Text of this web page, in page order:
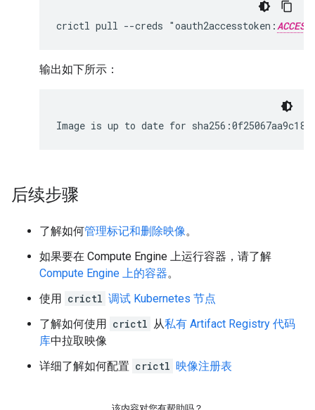
crictl pull --creds "oauth2accesstoken:
输出如下所示：
Image is up to date for
后续步骤
了解如何管理标记和删除映像。
如果要在 Compute Engine 上运行容器，请了解
Compute Engine 上的容器。
使用 crictl 调试 Kubernetes 节点
了解如何使用 crictl 从私有 Artifact Registry 代码
库中拉取映像
详细了解如何配置 crictl 映像注册表